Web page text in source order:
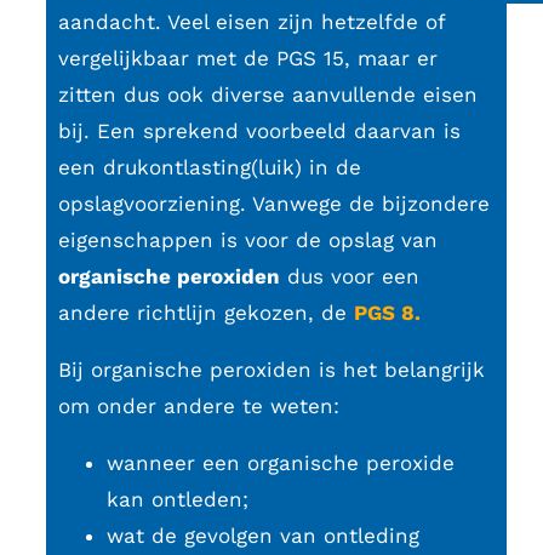
aandacht. Veel eisen zijn hetzelfde of
vergelijkbaar met de PGS 15, maar er
zitten dus ook diverse aanvullende eisen
bij. Een sprekend voorbeeld daarvan is
een drukontlasting(luik) in de
opslagvoorziening. Vanwege de bijzondere
eigenschappen is voor de opslag van
organische peroxiden dus voor een
andere richtlijn gekozen, de PGS 8.
Bij organische peroxiden is het belangrijk
om onder andere te weten:
wanneer een organische peroxide
kan ontleden;
wat de gevolgen van ontleding